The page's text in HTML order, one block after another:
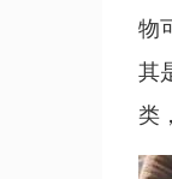
物
其
类